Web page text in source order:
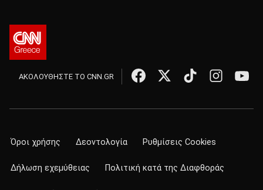
ΑΚΟΛΟΥΘΗΣΤΕ ΤΟ CNN.GR
Όροι χρήσης Δεοντολογία Ρυθμίσεις Cookies
Δήλωση εχεμύθειας Πολιτική κατά της Διαφθοράς